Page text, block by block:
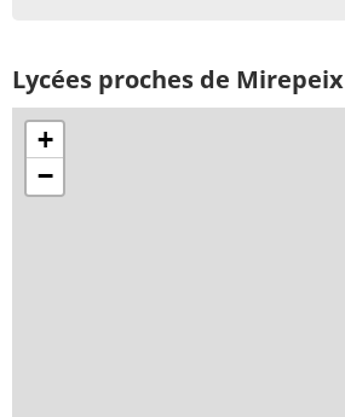
Lycées proches de Mirepeix
+
−